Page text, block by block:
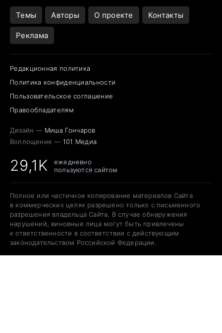
Темы Авторы О проекте Контакты
Реклама
Редакционная политика
Политика конфиденциальности
Пользовательское соглашение
Правообладателям
Дизайн — Миша Гончаров
Воплощение — 101 Медиа
29,1K
ежедневно
пользуются сайтом
Полное или частичное копирование материалов Сайта
в коммерческих целях разрешено только с письменного
разрешения владельца Сайта. В случае обнаружения
нарушений, виновные лица могут быть привлечены
к ответственности в соответствии с действующим
законодательством Российской Федерации.